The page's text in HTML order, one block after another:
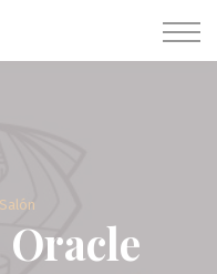
Oracle